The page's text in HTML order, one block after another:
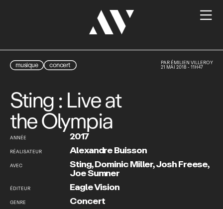

musique concert PAR ÉMILIEN VILLEROY
21 MAI 2018 - 11H47
Sting : Live at
the Olympia
ANNÉE 2017
RÉALISATEUR Alexandre Buisson
AVEC Sting,Dominic Miller,Josh Freese,
Joe Sumner
ÉDITEUR Eagle Vision
GENRE Concert